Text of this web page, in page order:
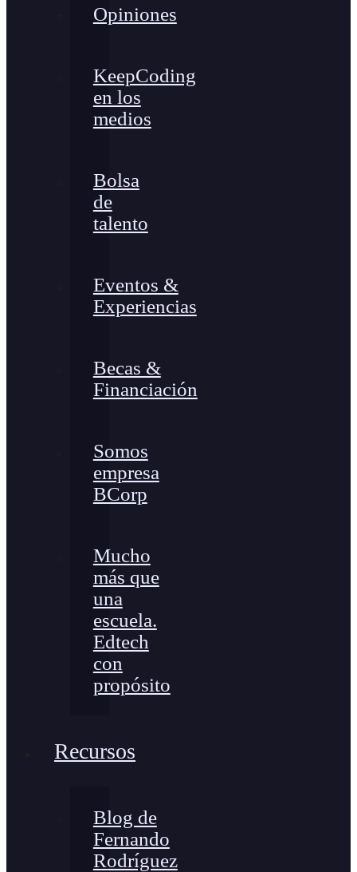
Opiniones
KeepCoding
en los
medios
Bolsa
de
talento
Eventos &
Experiencias
Becas &
Financiación
Somos
empresa
BCorp
Mucho
más que
una
escuela.
Edtech
con
propósito
Recursos
Blog de
Fernando
Rodríguez